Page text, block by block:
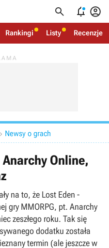
  
Rankingi Listy Recenzje
 Newsy o grach
Anarchy Online,
na to, że Lost Eden -
gry MMORPG, pt. Anarchy
zeszłego roku. Tak się
dodatku została
termin (ale jeszcze w